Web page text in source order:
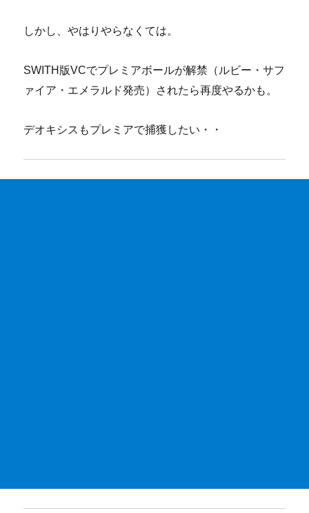
しかし、やはりやらなくては。
SWITH版VCでプレミアボールが解禁（ルビー・サフ
ァイア・エメラルド発売）されたら再度やるかも。
デオキシスもプレミアで捕獲したい・・